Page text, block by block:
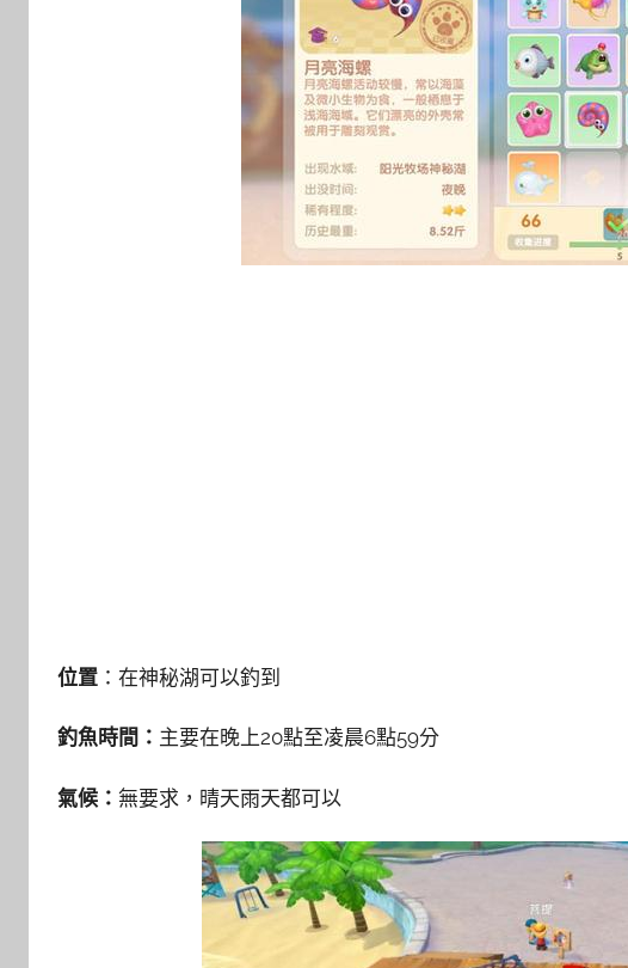
位置 ：在神秘湖可以釣到
釣魚時間： 主要在晚上20點至凌晨6點59分
氣候： 無要求，晴天雨天都可以